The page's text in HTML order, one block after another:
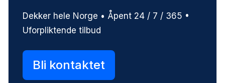
Dekker hele Norge • Åpent 24 / 7 / 365 •
Uforpliktende tilbud
Bli kontaktet